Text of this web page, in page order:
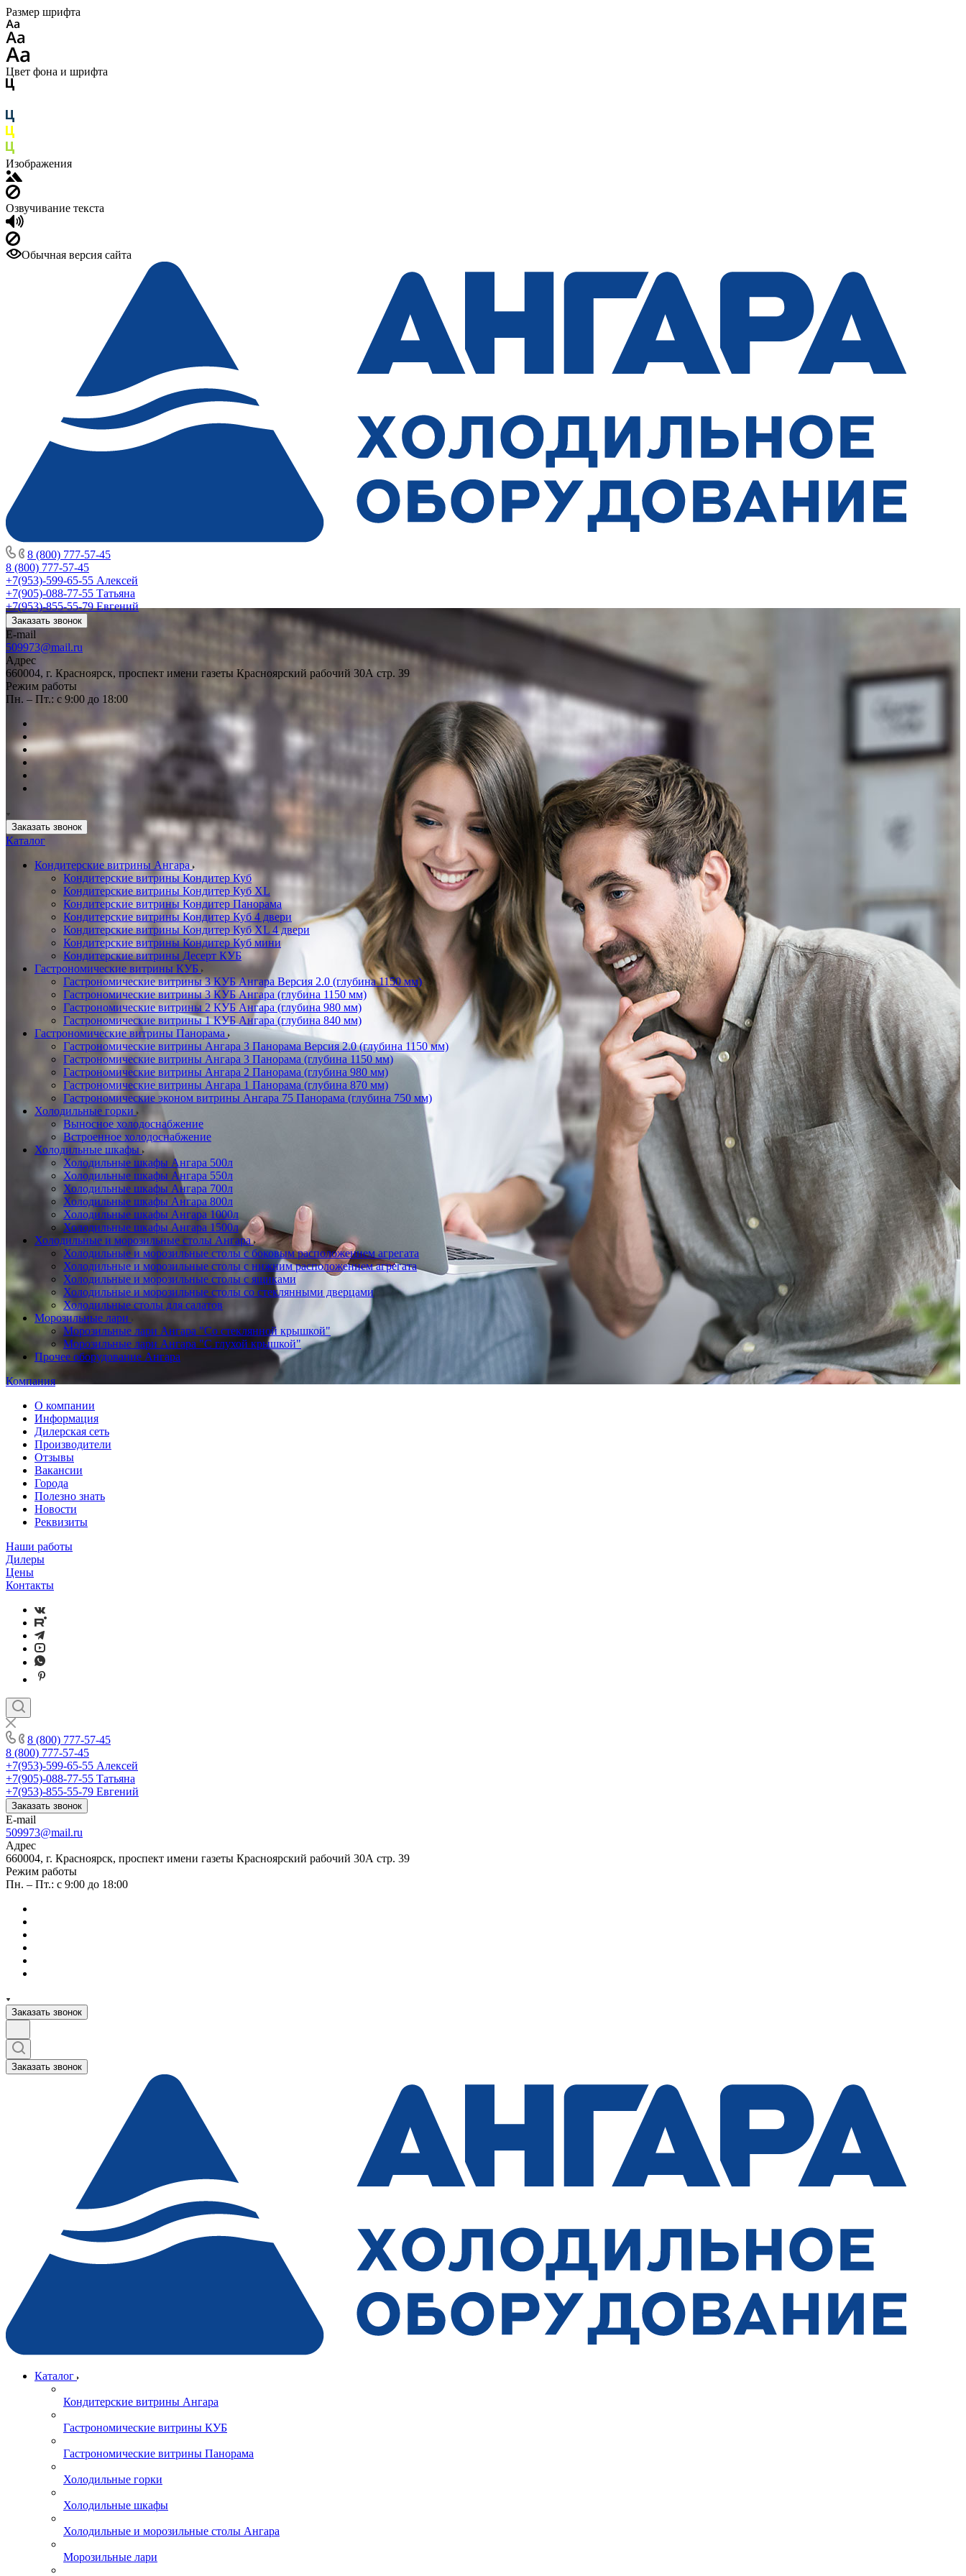
Размер шрифта
Цвет фона и шрифта
Изображения
Озвучивание текста
Обычная версия сайта
8 (800) 777-57-45
8 (800) 777-57-45
+7(953)-599-65-55 Алексей
+7(905)-088-77-55 Татьяна
+7(953)-855-55-79Евгений
Заказать звонок
E-mail
509973@mail.ru
Адрес
660004, г. Красноярск, проспект имени газеты Красноярский рабочий 30А стр. 39
Режим работы
Пн. – Пт.: с 9:00 до 18:00
Заказать звонок
Каталог
Кондитерские витрины Ангара
Кондитерские витрины Кондитер Куб
Кондитерские витрины Кондитер Куб XL
Кондитерские витрины Кондитер Панорама
Кондитерские витрины Кондитер Куб 4 двери
Кондитерские витрины Кондитер Куб XL 4 двери
Кондитерские витрины Кондитер Куб мини
Кондитерские витрины Десерт КУБ
Гастрономические витрины КУБ
Гастрономические витрины 3 КУБ Ангара Версия 2.0 (глубина 1150 мм)
Гастрономические витрины 3 КУБ Ангара (глубина 1150 мм)
Гастрономические витрины 2 КУБ Ангара (глубина 980 мм)
Гастрономические витрины 1 КУБ Ангара (глубина 840 мм)
Гастрономические витрины Панорама
Гастрономические витрины Ангара 3 Панорама Версия 2.0 (глубина 1150 мм)
Гастрономические витрины Ангара 3 Панорама (глубина 1150 мм)
Гастрономические витрины Ангара 2 Панорама (глубина 980 мм)
Гастрономические витрины Ангара 1 Панорама (глубина 870 мм)
Гастрономические эконом витрины Ангара 75 Панорама (глубина 750 мм)
Холодильные горки
Выносное холодоснабжение
Встроенное холодоснабжение
Холодильные шкафы
Холодильные шкафы Ангара 500л
Холодильные шкафы Ангара 550л
Холодильные шкафы Ангара 700л
Холодильные шкафы Ангара 800л
Холодильные шкафы Ангара 1000л
Холодильные шкафы Ангара 1500л
Холодильные и морозильные столы Ангара
Холодильные и морозильные столы с боковым расположением агрегата
Холодильные и морозильные столы с нижним расположением агрегата
Холодильные и морозильные столы с ящиками
Холодильные и морозильные столы со стеклянными дверцами
Холодильные столы для салатов
Морозильные лари
Морозильные лари Ангара "Со стеклянной крышкой"
Морозильные лари Ангара "С глухой крышкой"
Прочее оборудование Ангара
Компания
О компании
Информация
Дилерская сеть
Производители
Отзывы
Вакансии
Города
Полезно знать
Новости
Реквизиты
Наши работы
Дилеры
Цены
Контакты
8 (800) 777-57-45
8 (800) 777-57-45
+7(953)-599-65-55 Алексей
+7(905)-088-77-55 Татьяна
+7(953)-855-55-79 Евгений
Заказать звонок
E-mail
509973@mail.ru
Адрес
660004, г. Красноярск, проспект имени газеты Красноярский рабочий 30А стр. 39
Режим работы
Пн. – Пт.: с 9:00 до 18:00
Заказать звонок
Заказать звонок
Каталог
Кондитерские витрины Ангара
Гастрономические витрины КУБ
Гастрономические витрины Панорама
Холодильные горки
Холодильные шкафы
Холодильные и морозильные столы Ангара
Морозильные лари